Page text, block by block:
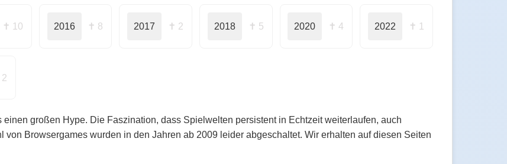
✝ 10 2016 ✝ 8 2017 ✝ 2 2018 ✝ 5 2020 ✝ 4 2022 ✝ 1
großen Hype. Die Faszination, dass Spielwelten persistent in Echtzeit weiterlaufen, auch
Browsergames wurden in den Jahren ab 2009 leider abgeschaltet. Wir erhalten auf diesen Seiten